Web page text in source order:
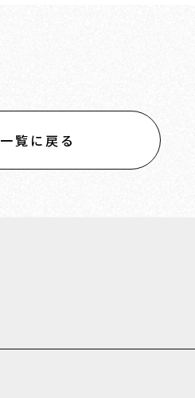
一覧に戻る